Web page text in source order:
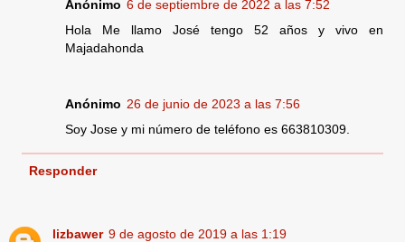
Anónimo 6 de septiembre de 2022 a las 7:52
Hola Me llamo José tengo 52 años y vivo en
Majadahonda
Anónimo 26 de junio de 2023 a las 7:56
Soy Jose y mi número de teléfono es 663810309.
Responder
lizbawer 9 de agosto de 2019 a las 1:19